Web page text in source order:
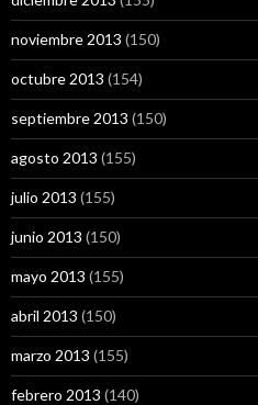
noviembre 2013 (150)
octubre 2013 (154)
septiembre 2013 (150)
agosto 2013 (155)
julio 2013 (155)
junio 2013 (150)
mayo 2013 (155)
abril 2013 (150)
marzo 2013 (155)
febrero 2013 (140)